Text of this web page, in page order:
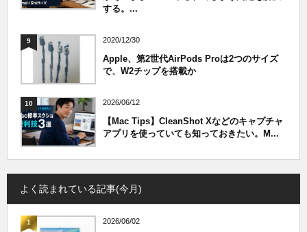
する。...
9 2020/12/30
Apple、第2世代AirPods Proは2つのサイズ
で、W2チップを搭載か
10 2026/06/12
【Mac Tips】CleanShot Xなどのキャプチャ
アプリを使っていても知っておきたい。M...
よく読まれている記事(今月)
1 2026/06/02